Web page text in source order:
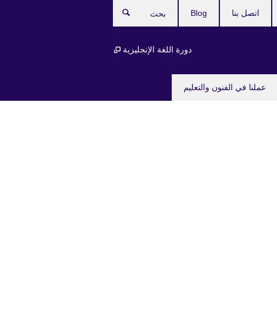
عملنا في الفنون والتعليم
دورة اللغة الإنجليزية
اتصل بنا Blog